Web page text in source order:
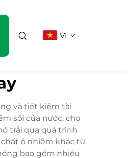
VI
và tiết kiệm tài
sôi của nước, cho
trải qua quá trình
ô nhiễm khác từ
bao gồm nhiều